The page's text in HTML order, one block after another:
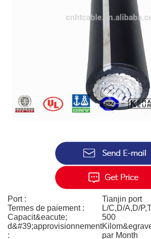
Port :
Tianjin port
Termes de paiement :
L/C,D/A,D/
Capacit&eacute;
d&#39;approvisionnement
:
500
par Month